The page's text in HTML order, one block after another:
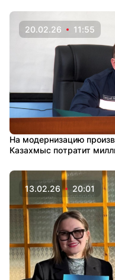
20.02.26 11:55
На модернизацию
Казахмыс потратит
13.02.26 20:01